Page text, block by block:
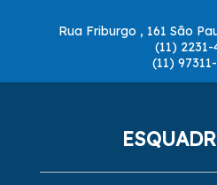
Rua Friburgo , 161 São
(11) 2231-
(11)